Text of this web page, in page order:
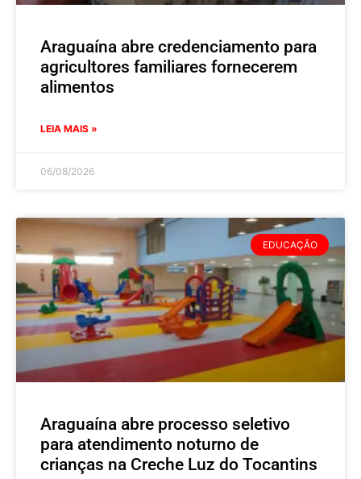
Araguaína abre credenciamento para
agricultores familiares fornecerem
alimentos
LEIA MAIS »
06/08/2026
EDUCAÇÃO
Araguaína abre processo seletivo
para atendimento noturno de
crianças na Creche Luz do Tocantins